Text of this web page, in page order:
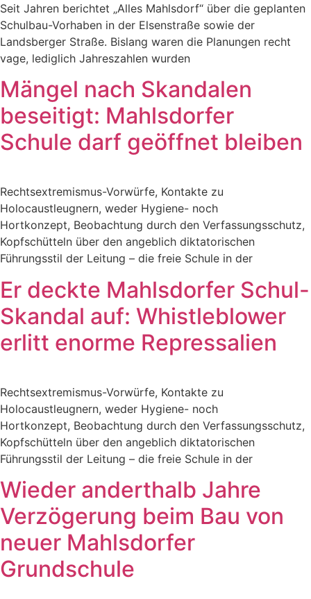
Seit Jahren berichtet „Alles Mahlsdorf“ über die geplanten
Schulbau-Vorhaben in der Elsenstraße sowie der
Landsberger Straße. Bislang waren die Planungen recht
vage, lediglich Jahreszahlen wurden
Mängel nach Skandalen
beseitigt: Mahlsdorfer
Schule darf geöffnet bleiben
Rechtsextremismus-Vorwürfe, Kontakte zu
Holocaustleugnern, weder Hygiene- noch
Hortkonzept, Beobachtung durch den Verfassungsschutz,
Kopfschütteln über den angeblich diktatorischen
Führungsstil der Leitung – die freie Schule in der
Er deckte Mahlsdorfer Schul-
Skandal auf: Whistleblower
erlitt enorme Repressalien
Rechtsextremismus-Vorwürfe, Kontakte zu
Holocaustleugnern, weder Hygiene- noch
Hortkonzept, Beobachtung durch den Verfassungsschutz,
Kopfschütteln über den angeblich diktatorischen
Führungsstil der Leitung – die freie Schule in der
Wieder anderthalb Jahre
Verzögerung beim Bau von
neuer Mahlsdorfer
Grundschule